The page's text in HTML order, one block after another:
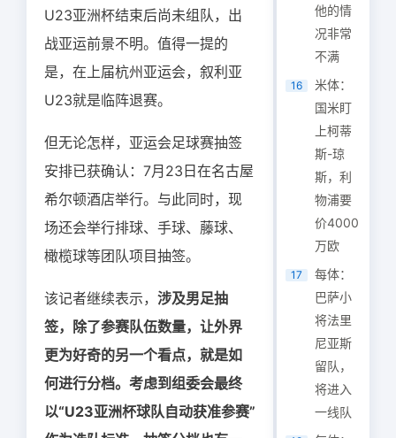
U23亚洲杯结束后尚未组队，出
战亚运前景不明。值得一提的
是，在上届杭州亚运会，叙利亚
U23就是临阵退赛。
但无论怎样，亚运会足球赛抽签
安排已获确认：7月23日在名古屋
希尔顿酒店举行。与此同时，现
场还会举行排球、手球、藤球、
橄榄球等团队项目抽签。
该记者继续表示， 涉及男足抽
签，除了参赛队伍数量，让外界
更为好奇的另一个看点，就是如
何进行分档。考虑到组委会最终
以“U23亚洲杯球队自动获准参赛”
他的情
况非常
不满
16
米体：
国米盯
上柯蒂
斯-琼
斯，利
物浦要
价4000
万欧
17
每体：
巴萨小
将法里
尼亚斯
留队，
将进入
一线队